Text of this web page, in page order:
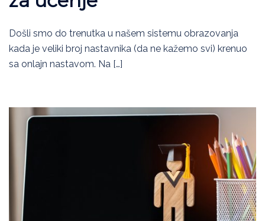
Došli smo do trenutka u našem sistemu obrazovanja
kada je veliki broj nastavnika (da ne kažemo svi) krenuo
sa onlajn nastavom. Na […]